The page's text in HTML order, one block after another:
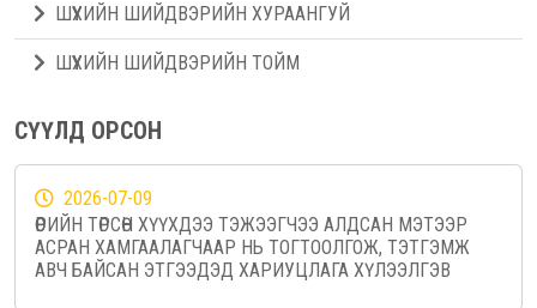
ШҮҮХИЙН ШИЙДВЭРИЙН ХУРААНГУЙ
ШҮҮХИЙН ШИЙДВЭРИЙН ТОЙМ
СҮҮЛД ОРСОН
2026-07-09
ӨӨРИЙН ТӨРСӨН ХҮҮХДЭЭ ТЭЖЭЭГЧЭЭ АЛДСАН МЭТЭЭР
АСРАН ХАМГААЛАГЧААР НЬ ТОГТООЛГОЖ, ТЭТГЭМЖ
АВЧ БАЙСАН ЭТГЭЭДЭД ХАРИУЦЛАГА ХҮЛЭЭЛГЭВ